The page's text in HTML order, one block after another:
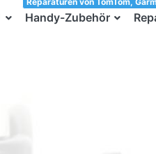
Handy-Zubehör